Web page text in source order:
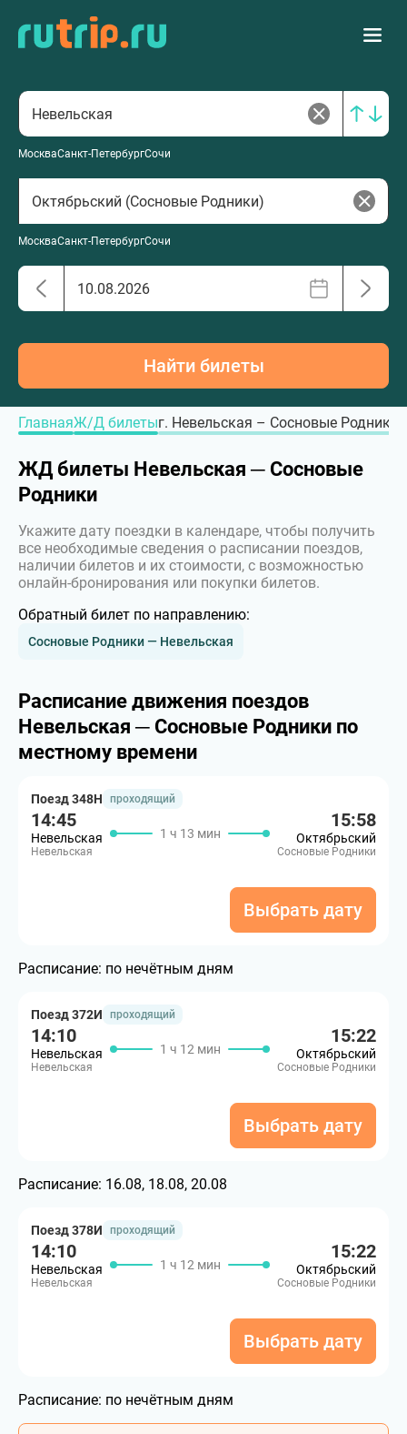
МоскваСанкт-ПетербургСочи
МоскваСанкт-ПетербургСочи
Найти билеты
ГлавнаяЖ/Д билетыг. Невельская – Сосновые Родники,
ЖД билеты Невельская ─ Сосновые
Родники
Укажите дату поездки в календаре, чтобы получить
все необходимые сведения о расписании поездов,
наличии билетов и их стоимости, с возможностью
онлайн-бронирования или покупки билетов.
Обратный билет по направлению:
Сосновые Родники — Невельская
Расписание движения поездов
Невельская ─ Сосновые Родники по
местному времени
Поезд 348Н проходящий
14:45
Невельская
Невельская
1 ч 13 мин
15:58
Октябрьский
Сосновые Родники
Выбрать дату
Расписание: по нечётным дням
Поезд 372И проходящий
14:10
Невельская
Невельская
1 ч 12 мин
15:22
Октябрьский
Сосновые Родники
Выбрать дату
Расписание: 16.08, 18.08, 20.08
Поезд 378И проходящий
14:10
Невельская
Невельская
1 ч 12 мин
15:22
Октябрьский
Сосновые Родники
Выбрать дату
Расписание: по нечётным дням